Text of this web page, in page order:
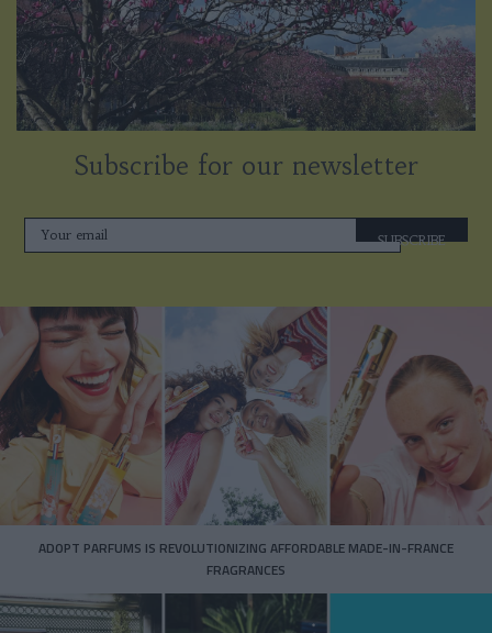
Subscribe for our newsletter
SUBSCRIBE
ADOPT PARFUMS IS REVOLUTIONIZING AFFORDABLE MADE-IN-FRANCE
FRAGRANCES